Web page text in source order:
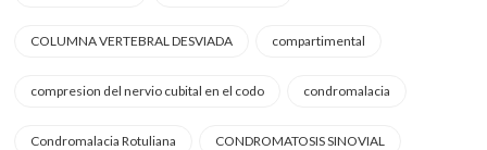
COLUMNA VERTEBRAL DESVIADA compartimental
compresion del nervio cubital en el codo condromalacia
Condromalacia Rotuliana CONDROMATOSIS SINOVIAL